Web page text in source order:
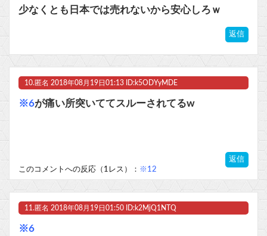
少なくとも日本では売れないから安心しろｗ
返信
10. 匿名 2018年08月19日01:13 ID:k5ODYyMDE
※6が痛い所突いててスルーされてるw
返信
このコメントへの反応（1レス）： ※12
11. 匿名 2018年08月19日01:50 ID:k2MjQ1NTQ
※6